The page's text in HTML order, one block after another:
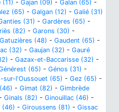
(11) - Gajan (09) - Galan (65) -
(65) - Galgan (12) - Galié (31)
(31) - Gardères (65) -
(82) - Garons (30) -
Gatuzières (48) - Gaudent (65) -
(32) - Gaujan (32) - Gauré
- Gazax-et-Baccarisse (32) -
(65) - Génos (31) -
sur-l'Oussouet (65) - Gez (65) -
- Gimat (82) - Gimbrède
- Ginals (82) - Ginouillac (46) -
(46) - Giroussens (81) - Gissac